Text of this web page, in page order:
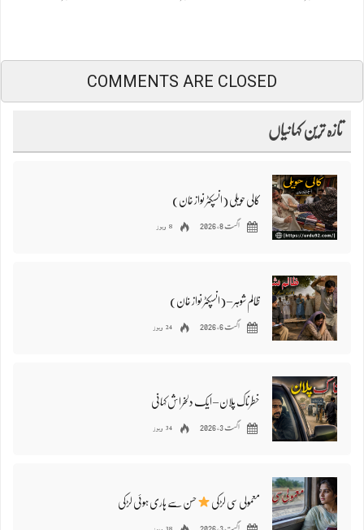
COMMENTS ARE CLOSED
تازہ ترین کہانیاں
کالی حویلی (انسپکٹر نواز خان)
اگست 8, 2026 8 ویوز
ظالم شوہر – (انسپکٹر نواز خان)
اگست 6, 2026 24 ویوز
خطرناک پلان – ایک دلخراش کہانی
اگست 3, 2026 34 ویوز
معمولی سی لڑکی حسن سے ہاری ہوئی لڑکی
اگست 3, 2026